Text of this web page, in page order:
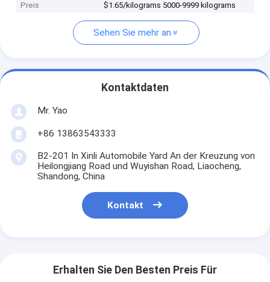
Preis
$1.65/kilograms 5000-9999 kilograms
Sehen Sie mehr an
Kontaktdaten
Mr. Yao
+86 13863543333
B2-201 In Xinli Automobile Yard An der Kreuzung von
Heilongjiang Road und Wuyishan Road, Liaocheng,
Shandong, China
Kontakt
Erhalten Sie Den Besten Preis Für